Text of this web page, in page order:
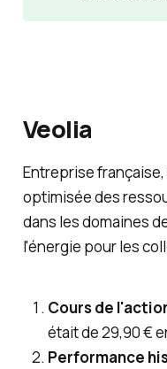
Veolia
Entreprise
optimisée des
dans les domaines
l'énergie pour les
Cours de
était de 29,90 €
Performance